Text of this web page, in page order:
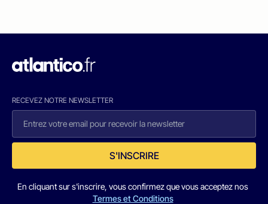
RECEVEZ NOTRE NEWSLETTER
S'INSCRIRE
En cliquant sur s'inscrire, vous confirmez que vous acceptez nos
Termes et Conditions